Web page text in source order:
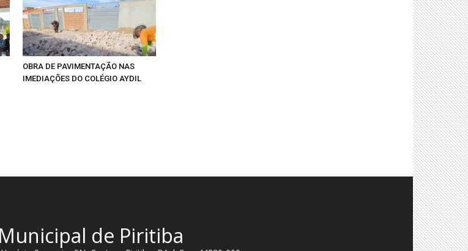
OBRA DE PAVIMENTAÇÃO NAS
IMEDIAÇÕES DO COLÉGIO AYDIL
de Piritiba